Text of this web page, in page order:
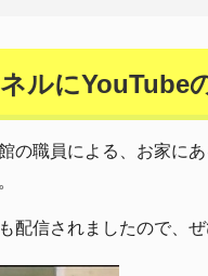
ルにYouTube
の職員による、お家に
配信されましたので、